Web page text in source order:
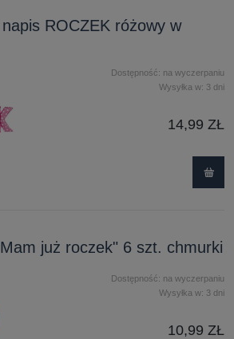
ROCZEK różowy w
Dostępność: na wyczerpaniu
Wysyłka w: 3 dni
14,99 ZŁ
już roczek" 6 szt. chmurki
Dostępność: na wyczerpaniu
Wysyłka w: 3 dni
10,99 ZŁ